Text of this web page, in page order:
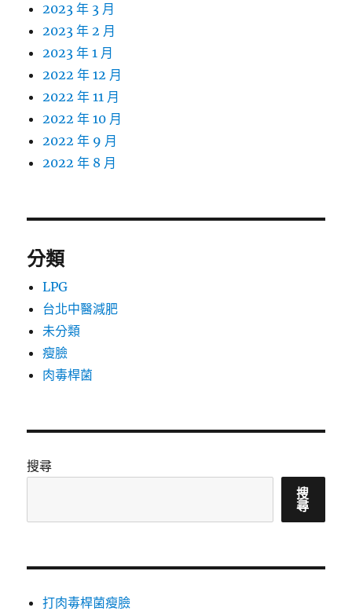
2023 年 3 月
2023 年 2 月
2023 年 1 月
2022 年 12 月
2022 年 11 月
2022 年 10 月
2022 年 9 月
2022 年 8 月
分類
LPG
台北中醫減肥
未分類
瘦臉
肉毒桿菌
搜尋
搜
尋
打肉毒桿菌瘦臉